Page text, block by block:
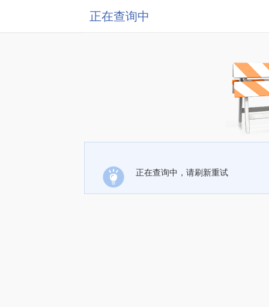
正在查询中
正在查询中，请刷新重试